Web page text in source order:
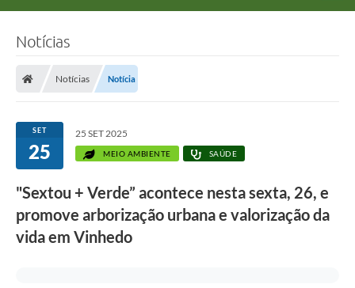
Licitações
Transparência
Concursos e Processos Seletivos
Inclusão e Acessibilidade
Notícias
Notícias Notícia
SET
25
25 SET 2025
MEIO AMBIENTE SAÚDE
"Sextou + Verde” acontece nesta sexta, 26, e
promove arborização urbana e valorização da
vida em Vinhedo